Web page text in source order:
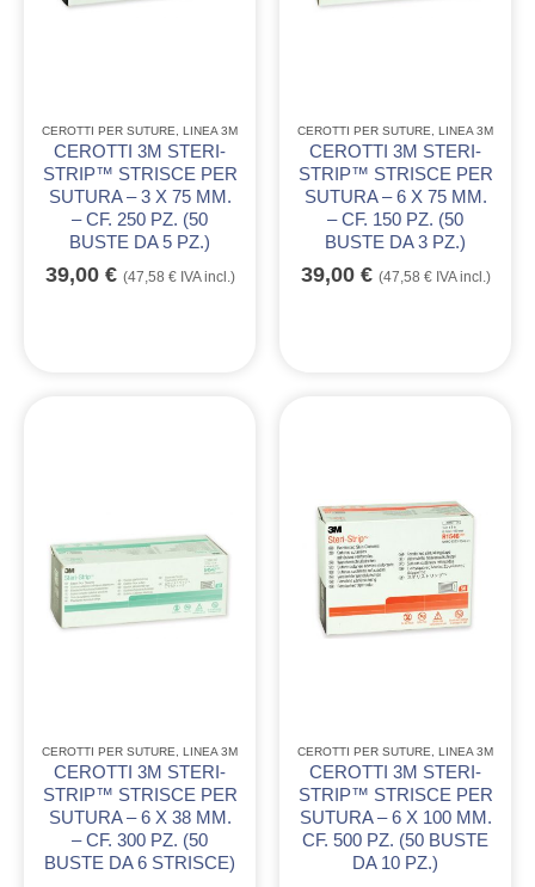
CEROTTI PER SUTURE, LINEA 3M
CEROTTI 3M STERI-
STRIP™ STRISCE PER
SUTURA – 3 X 75 MM.
– CF. 250 PZ. (50
BUSTE DA 5 PZ.)
39,00 € (47,58 €IVA incl.)
CEROTTI PER SUTURE, LINEA 3M
CEROTTI 3M STERI-
STRIP™ STRISCE PER
SUTURA – 6 X 75 MM.
– CF. 150 PZ. (50
BUSTE DA 3 PZ.)
39,00 € (47,58 €IVA incl.)
CEROTTI PER SUTURE, LINEA 3M
CEROTTI 3M STERI-
STRIP™ STRISCE PER
SUTURA – 6 X 38 MM.
– CF. 300 PZ. (50
BUSTE DA 6 STRISCE)
CEROTTI PER SUTURE, LINEA 3M
CEROTTI 3M STERI-
STRIP™ STRISCE PER
SUTURA – 6 X 100 MM.
CF. 500 PZ. (50 BUSTE
DA 10 PZ.)